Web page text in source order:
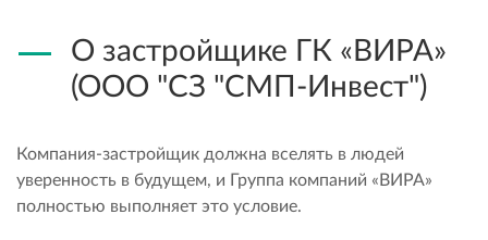
О застройщике ГК «ВИРА»
(ООО "СЗ "СМП-Инвест")
Компания-застройщик должна вселять в людей
уверенность в будущем, и Группа компаний «ВИРА»
полностью выполняет это условие.